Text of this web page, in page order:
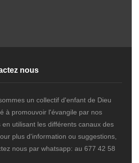
nous
un collectif d'enfant de Dieu
à promouvoir l'évangile par nos
en utilisant les différents canaux des
plus d'information ou suggestions,
nous par whatsapp: au 677 42 58